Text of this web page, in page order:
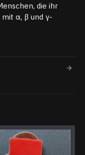
die ihr
α, β und γ-